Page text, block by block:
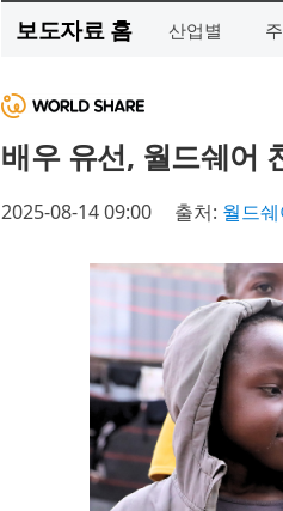
보도자료 홈 산업별
배우 유선, 월드쉐어
2025-08-14 09:00 출처: 월드쉐